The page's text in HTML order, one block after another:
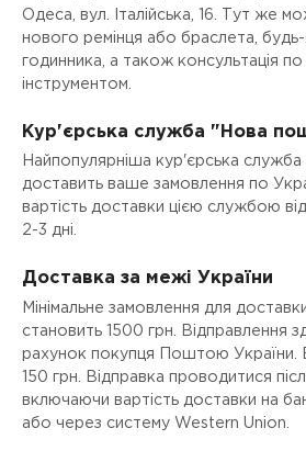
Одеса, вул. Італійська, 16. Тут же
нового ремінця або браслета,
годинника, а також консультація
інструментом.
Кур'єрська служба "Нова
Найпопулярніша кур'єрська
доставить ваше замовлення по
вартість доставки цією службою
2-3 дні.
Доставка за межі України
Мінімальне замовлення для
становить 1500 грн. Відправлення
рахунок покупця Поштою України.
150 грн. Відправка проводитися
включаючи вартість доставки на
або через систему Western Union.